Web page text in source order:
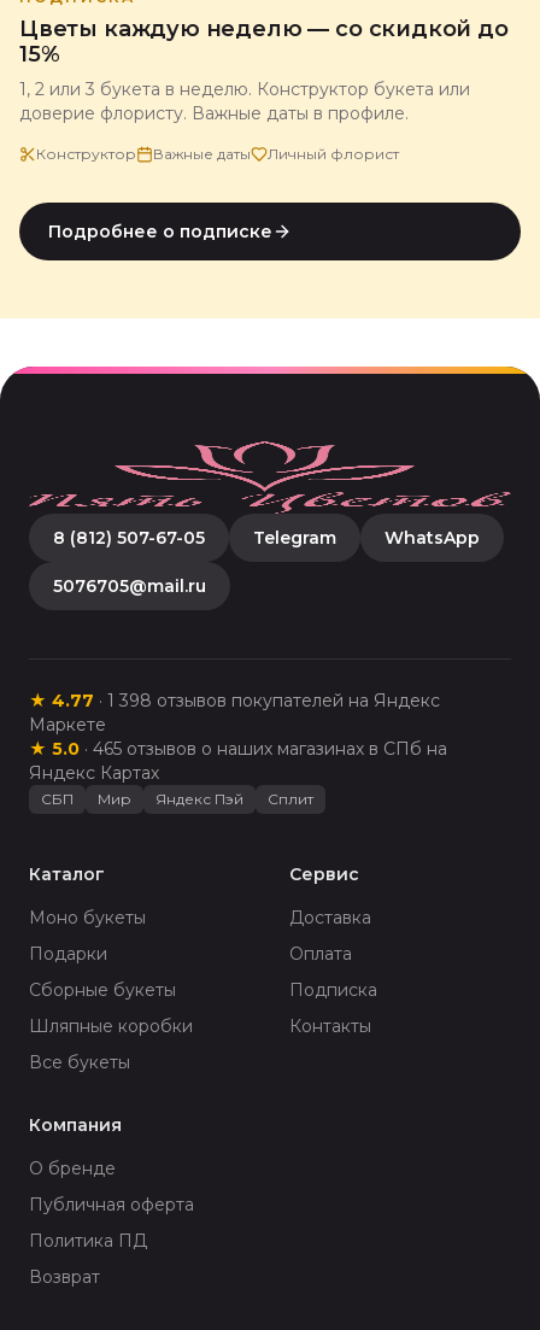
Цветы каждую неделю — со скидкой до
15%
1, 2 или 3 букета в неделю. Конструктор букета или
доверие флористу. Важные даты в профиле.
Конструктор Важные даты Личный флорист
Подробнее о подписке
8 (812) 507-67-05 Telegram WhatsApp
5076705@mail.ru
★ 4.77 · 1 398 отзывов покупателей на Яндекс
Маркете
★ 5.0 · 465 отзывов о наших магазинах в СПб на
Яндекс Картах
СБП Мир Яндекс Пэй Сплит
Каталог
Моно букеты
Подарки
Сборные букеты
Шляпные коробки
Все букеты
Сервис
Доставка
Оплата
Подписка
Контакты
Компания
О бренде
Публичная оферта
Политика ПД
Возврат